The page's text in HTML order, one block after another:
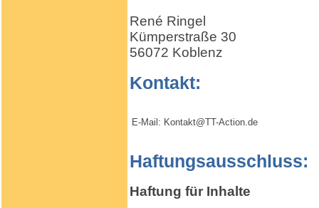
René Ringel
Kümperstraße 30
56072 Koblenz
Kontakt:
E-Mail: Kontakt@TT-Action.de
Haftungsausschluss:
Haftung für Inhalte